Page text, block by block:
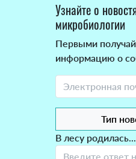
Узнайте о
микробиологии
Первыми
информацию о
Тип
В лесу родилась...